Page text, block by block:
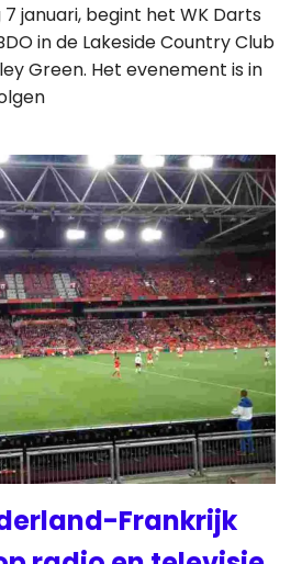
januari, begint het WK Darts
in de Lakeside Country Club
Green. Het evenement is in
Frankrijk